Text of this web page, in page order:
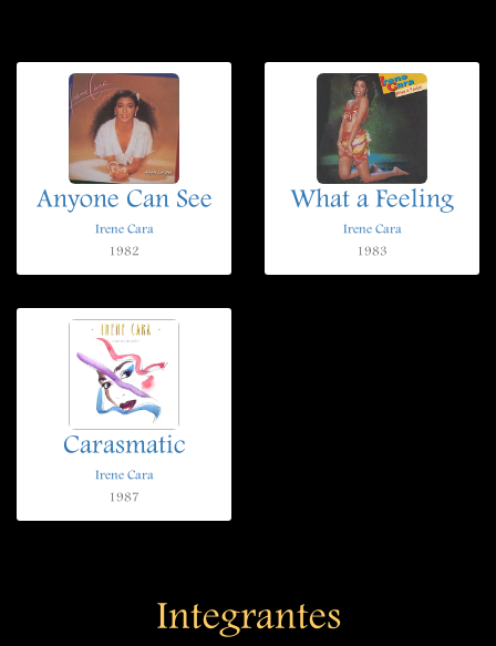
Anyone Can See
Irene Cara
1982
What a Feeling
Irene Cara
1983
Carasmatic
Irene Cara
1987
Integrantes